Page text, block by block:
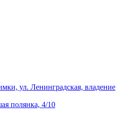
ул. Ленинградская, владение
полянка, 4/10